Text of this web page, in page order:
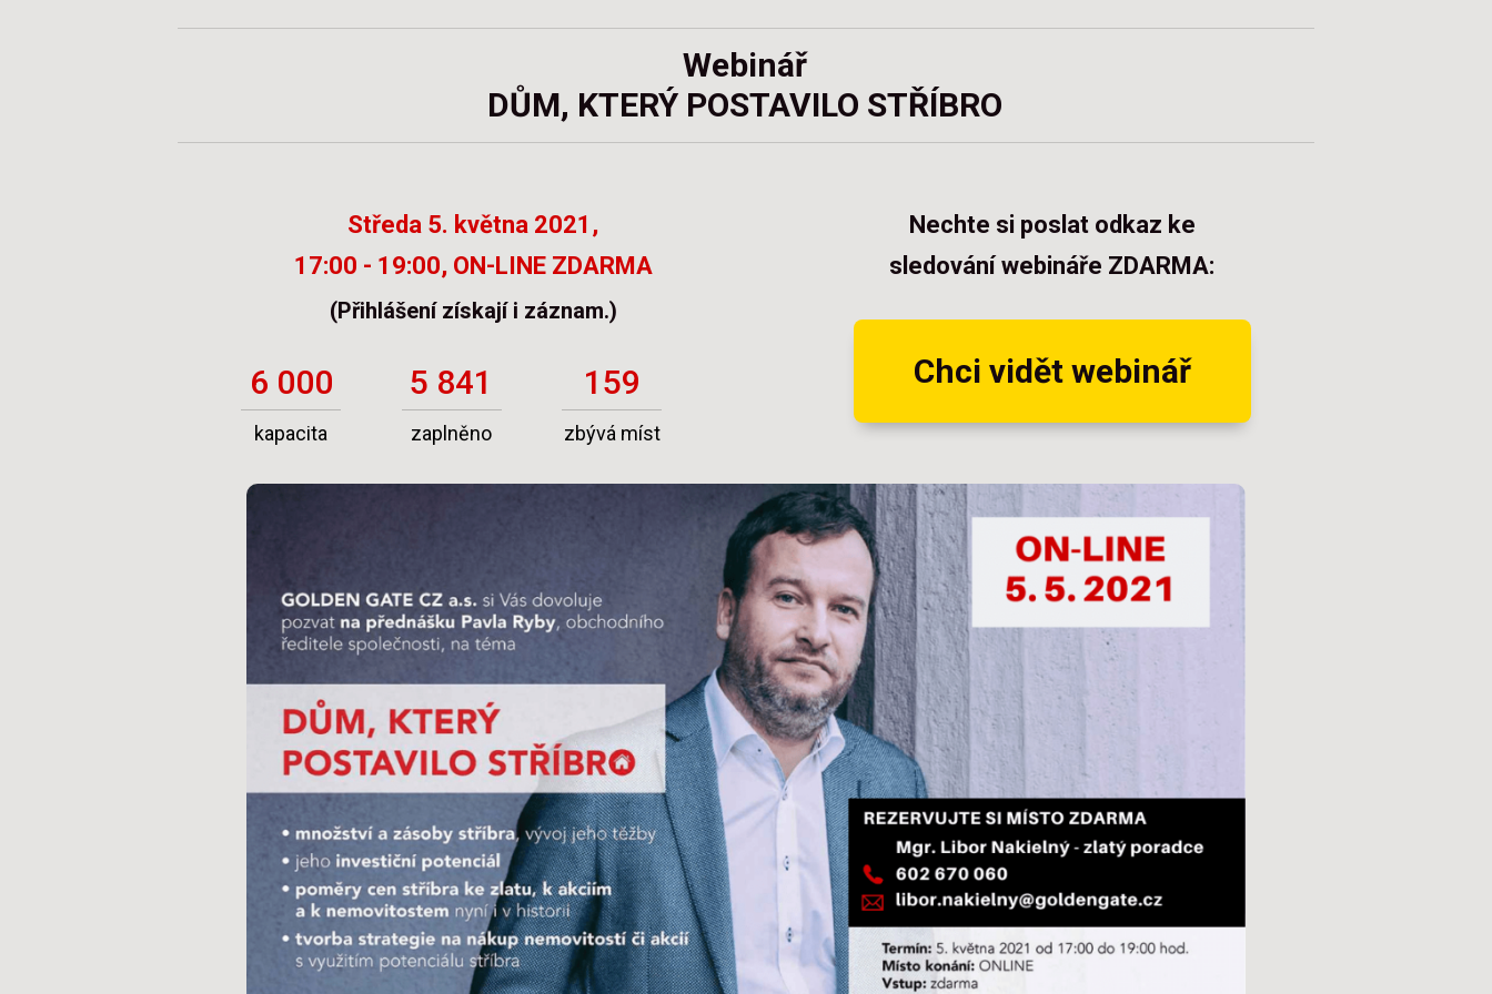
Webinář
DŮM, KTERÝ POSTAVILO STŘÍBRO
Středa 5. května 2021,
17:00 - 19:00, ON-LINE ZDARMA
(Přihlášení získají i záznam.)
6 000
kapacita
5 841
zaplněno
159
zbývá míst
Nechte si poslat odkaz ke
sledování webináře ZDARMA:
Chci vidět webinář